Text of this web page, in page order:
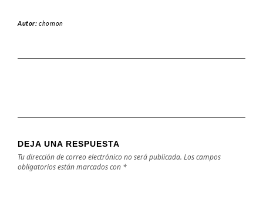
Autor:chomon
DEJA UNA RESPUESTA
Tu dirección de correo electrónico no será publicada. Los campos
obligatorios están marcados con *